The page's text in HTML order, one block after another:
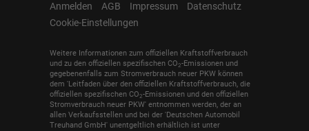
Anmelden AGB Impressum
Datenschutz
Cookie-Einstellungen
Weitere Informationen zum offiziellen Kraftstoffverbrauch
und zu den offiziellen spezifischen CO2-Emissionen und
gegebenenfalls zum Stromverbrauch neuer PKW können
dem 'Leitfaden über den offiziellen Kraftstoffverbrauch, die
offiziellen spezifischen CO2-Emissionen und den offiziellen
Stromverbrauch neuer PKW' entnommen werden, der an
allen Verkaufsstellen und bei der 'Deutschen Automobil
Treuhand GmbH' unentgeltlich erhältlich ist unter